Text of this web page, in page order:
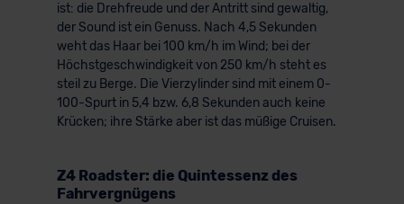
ist: die Drehfreude und der Antritt sind gewaltig,
der Sound ist ein Genuss. Nach 4,5 Sekunden
weht das Haar bei 100 km/h im Wind; bei der
Höchstgeschwindigkeit von 250 km/h steht es
steil zu Berge. Die Vierzylinder sind mit einem 0-
100-Spurt in 5,4 bzw. 6,8 Sekunden auch keine
Krücken; ihre Stärke aber ist das müßige Cruisen.
Z4 Roadster: die Quintessenz des
Fahrvergnügens